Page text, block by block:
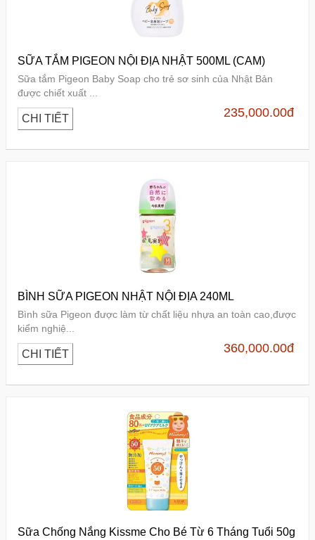
SỮA TẮM PIGEON NỘI ĐỊA NHẬT 500ML (CAM)
Sữa tắm Pigeon Baby Soap cho trẻ sơ sinh của Nhật Bản
được chiết xuất ...
CHI TIẾT 235,000.00đ
BÌNH SỮA PIGEON NHẬT NỘI ĐỊA 240ML
Bình sữa Pigeon được làm từ chất liệu nhựa an toàn cao,được
kiểm nghiệ...
CHI TIẾT 360,000.00đ
Sữa Chống Nắng Kissme Cho Bé Từ 6 Tháng Tuổi 50g